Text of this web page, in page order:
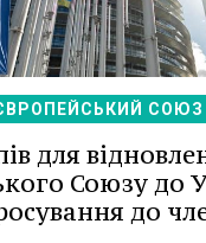
СОЮЗ
для
Союзу до
до